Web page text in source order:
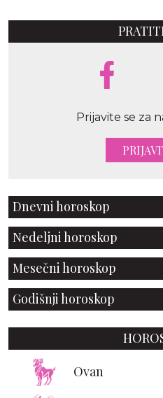
Prijavite se za
Dnevni horoskop
Nedeljni horoskop
Mesečni horoskop
Godišnji horoskop
Ovan